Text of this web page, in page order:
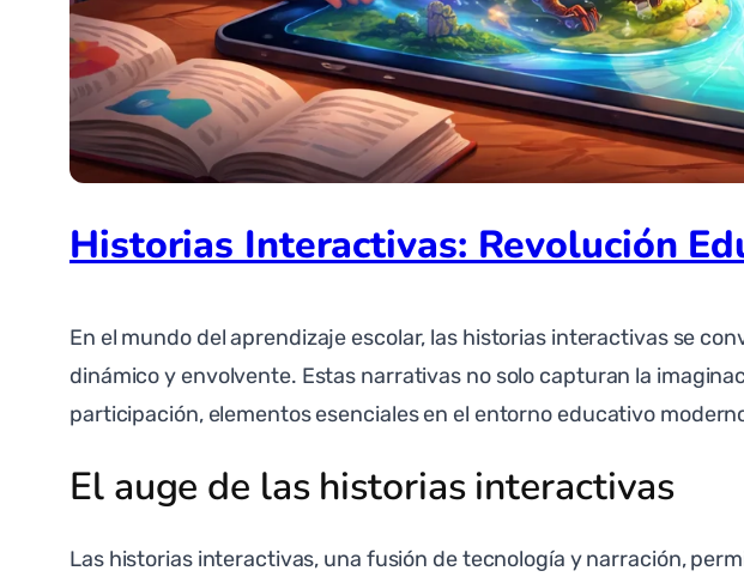
Historias Interactivas: Revolución
En el mundo del aprendizaje escolar, las historias interactivas se
dinámico y envolvente. Estas narrativas no solo capturan la
participación, elementos esenciales en el entorno educativo
El auge de las historias interactivas
Las historias interactivas, una fusión de tecnología y narración,